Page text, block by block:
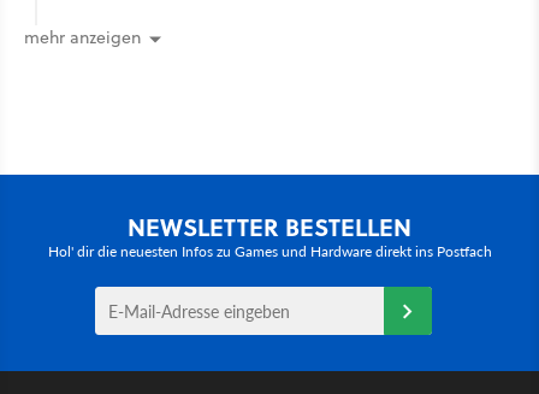
mehr anzeigen
NEWSLETTER BESTELLEN
Hol' dir die neuesten Infos zu Games und Hardware direkt ins Postfach